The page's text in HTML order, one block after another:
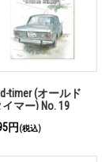
timer (オールド
イマー) No. 19
円 (税込)